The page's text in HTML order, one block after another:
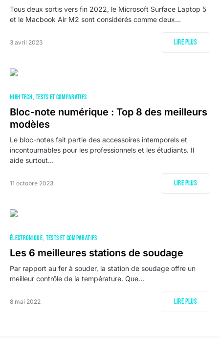
Tous deux sortis vers fin 2022, le Microsoft Surface Laptop 5
et le Macbook Air M2 sont considérés comme deux…
3 avril 2023 Lire plus
HIGH TECH TESTS ET COMPARATIFS
Bloc-note numérique : Top 8 des meilleurs
modèles
Le bloc-notes fait partie des accessoires intemporels et
incontournables pour les professionnels et les étudiants. Il
aide surtout…
11 octobre 2023 Lire plus
ÉLECTRONIQUE TESTS ET COMPARATIFS
Les 6 meilleures stations de soudage
Par rapport au fer à souder, la station de soudage offre un
meilleur contrôle de la température. Que…
8 mai 2022 Lire plus